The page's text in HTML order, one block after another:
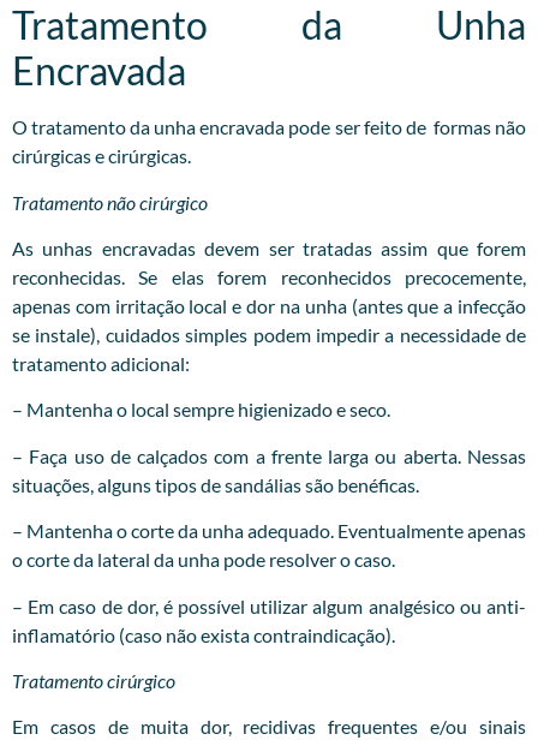
Tratamento da Unha
Encravada
O tratamento da unha encravada pode ser feito de formas não
cirúrgicas e cirúrgicas.
Tratamento não cirúrgico
As unhas encravadas devem ser tratadas assim que forem
reconhecidas. Se elas forem reconhecidos precocemente,
apenas com irritação local e dor na unha (antes que a infecção
se instale), cuidados simples podem impedir a necessidade de
tratamento adicional:
– Mantenha o local sempre higienizado e seco.
– Faça uso de calçados com a frente larga ou aberta. Nessas
situações, alguns tipos de sandálias são benéficas.
– Mantenha o corte da unha adequado. Eventualmente apenas
o corte da lateral da unha pode resolver o caso.
– Em caso de dor, é possível utilizar algum analgésico ou anti-
inflamatório (caso não exista contraindicação).
Tratamento cirúrgico
Em casos de muita dor, recidivas frequentes e/ou sinais